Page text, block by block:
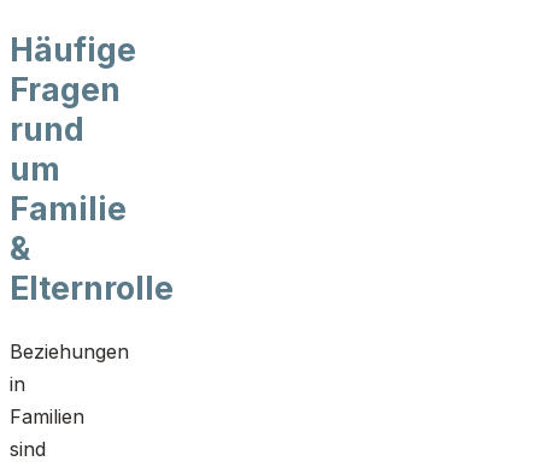
Häufige
Fragen
rund
um
Familie
&
Elternrolle
Beziehungen
in
Familien
sind